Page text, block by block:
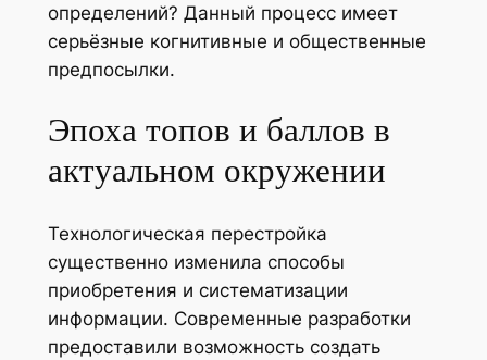
определений? Данный процесс имеет
серьёзные когнитивные и общественные
предпосылки.
Эпоха топов и баллов в
актуальном окружении
Технологическая перестройка
существенно изменила способы
приобретения и систематизации
информации. Современные разработки
предоставили возможность создать